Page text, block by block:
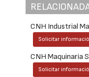
CNH Industrial
Solicitar
CNH Maquinaria
Solicitar